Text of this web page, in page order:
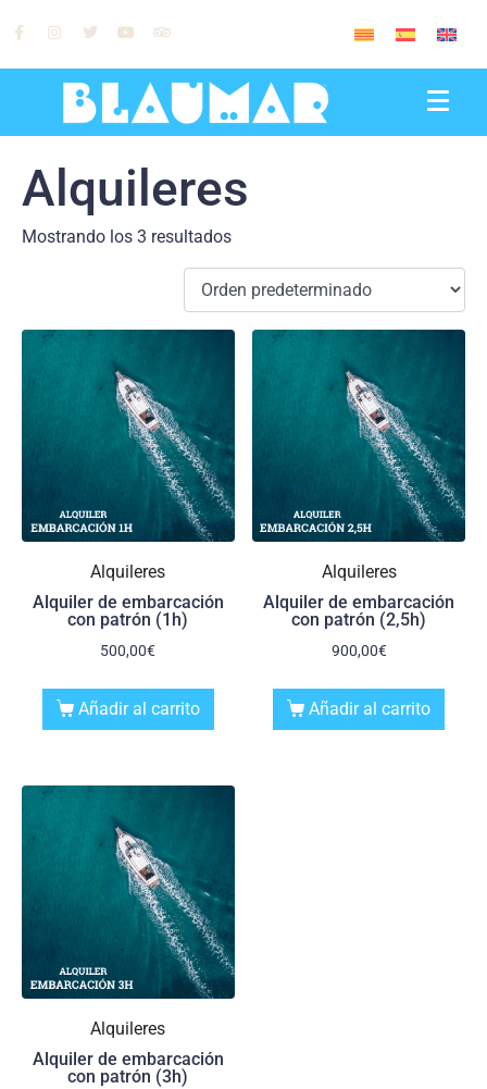
Alquileres
Mostrando los 3 resultados
Alquileres
Alquiler de embarcación
con patrón (1h)
500,00€
Añadir al carrito
Alquileres
Alquiler de embarcación
con patrón (2,5h)
900,00€
Añadir al carrito
Alquileres
Alquiler de embarcación
con patrón (3h)